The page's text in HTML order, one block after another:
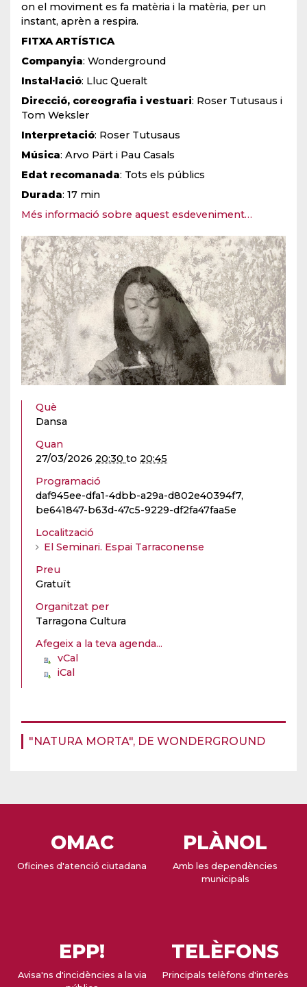
"NATURA MORTA", DE WONDERGROUND
on el moviment es fa matèria i la matèria, per un
instant, aprèn a respira.
FITXA ARTÍSTICA
Companyia: Wonderground
Instal·lació: Lluc Queralt
Direcció, coreografia i vestuari: Roser Tutusaus i
Tom Weksler
Interpretació: Roser Tutusaus
Música: Arvo Pärt i Pau Casals
Edat recomanada: Tots els públics
Durada: 17 min
Més informació sobre aquest esdeveniment…
Què
Dansa
Quan
27/03/2026 20:30 to 20:45
Programació
daf945ee-dfa1-4dbb-a29a-d802e40394f7,
be641847-b63d-47c5-9229-df2fa47faa5e
Localització
El Seminari. Espai Tarraconense
Preu
Gratuït
Organitzat per
Tarragona Cultura
Afegeix a la teva agenda...
vCal
iCal
OMAC
Oficines d'atenció ciutadana
PLÀNOL
Amb les dependències
municipals
EPP!
Avisa'ns d'incidències a la via
TELÈFONS
Principals telèfons d'interès